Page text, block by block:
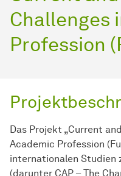
Challenges
Profession
Das Projekt „Current
Academic Profession
internationalen Studien
(darunter CAP – The